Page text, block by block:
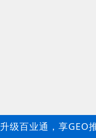
升级百业通，享GEO